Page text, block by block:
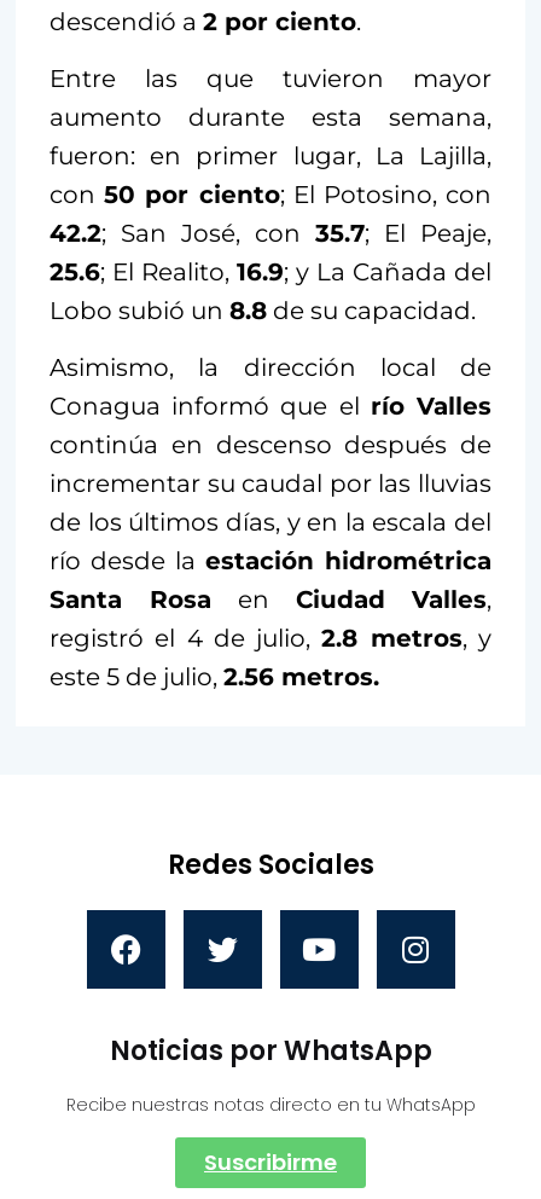
descendió a 2 por ciento.
Entre las que tuvieron mayor
aumento durante esta semana,
fueron: en primer lugar, La Lajilla,
con50 por ciento; El Potosino, con
42.2; San José, con 35.7; El Peaje,
25.6; El Realito, 16.9; y La Cañada del
Lobo subió un 8.8 de su capacidad.
Asimismo, la dirección local de
Conagua informó que el río Valles
continúa en descenso después de
incrementar su caudal por las lluvias
de los últimos días, y en la escala del
río desde la estación hidrométrica
Santa Rosa en Ciudad Valles,
registró el 4 de julio,2.8 metros, y
este 5 de julio, 2.56 metros.
Redes Sociales
Noticias por WhatsApp
Recibe nuestras notas directo en tu WhatsApp
Suscribirme